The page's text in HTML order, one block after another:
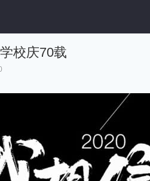
校庆70载